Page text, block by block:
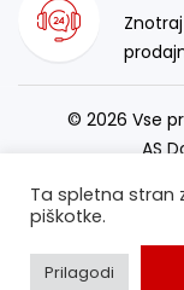
© 2026 Vse
AS
Ta spletna stran
piškotke.
Prilagodi